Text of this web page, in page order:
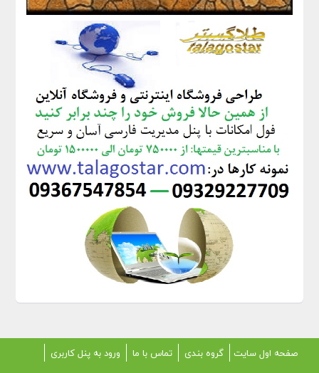
صفحه اول سایت گروه بندی تماس با ما
ورود به پنل کاربری